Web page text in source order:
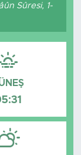
Sûresi, 1-